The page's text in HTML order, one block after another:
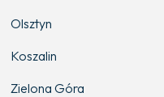
Olsztyn
Koszalin
Zielona Góra